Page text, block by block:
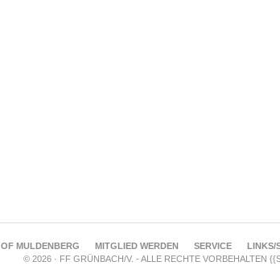
OF MULDENBERG MITGLIED WERDEN SERVICE LINKS/
© 2026 · FF GRÜNBACH/V. - ALLE RECHTE VORBEHALTEN